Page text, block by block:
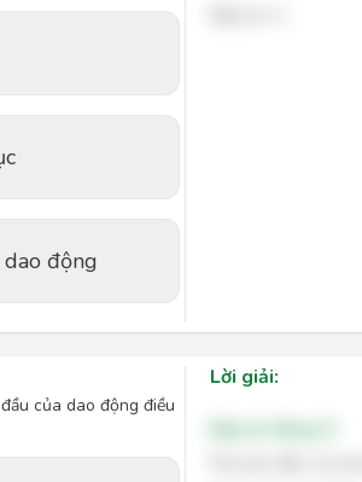
dao động
của dao động điều
Lời giải: